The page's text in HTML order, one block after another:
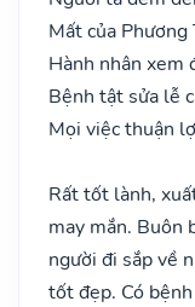
Mất của Phương
Hành nhân xem
Bệnh tật sửa lễ
Mọi việc thuận
Rất tốt lành,
may mắn. Buôn
người đi sắp về
tốt đẹp. Có